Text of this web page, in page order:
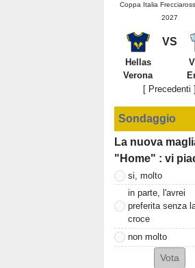
Coppa Italia
2027
VS
Hellas
Verona
[ Precedenti ]
Sondaggio
La nuova
"Home" : vi
si, molto
in parte, l'avrei
preferita senza
croce
non molto